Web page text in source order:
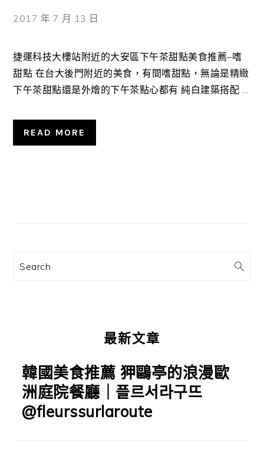
2017 年 7 月 13 日
捷運科技大樓站附近的大安區下午茶甜點美食推薦–嗜
甜點 在台大後門附近的美食，有間嗜甜點，無論是精緻
下午茶甜點還是外燴的下午茶點心都有 純白建築搭配 ...
READ MORE
訊
Search
最新文章
韓國美食推薦 狎鷗亭的浪漫歐
洲庭院餐廳｜플르서라구뜨
@fleurssurlaroute